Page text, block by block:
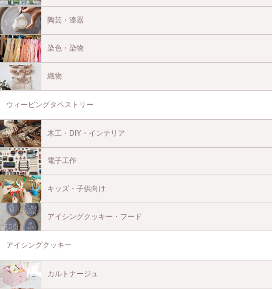
陶芸・漆器
染色・染物
織物
ウィービングタペストリー
木工・DIY・インテリア
電子工作
キッズ・子供向け
アイシングクッキー・フード
アイシングクッキー
カルトナージュ